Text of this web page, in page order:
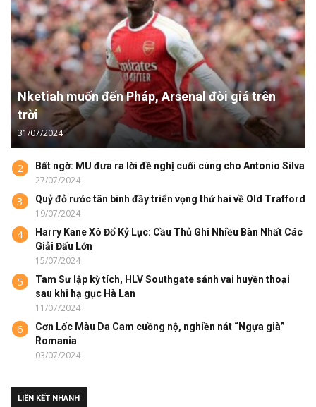
Nketiah muốn đến Pháp, Arsenal đòi giá trên
trời
31/07/2024
2 Bất ngờ: MU đưa ra lời đề nghị cuối cùng cho Antonio Silva
27/07/2024
3 Quỷ đỏ rước tân binh đầy triển vọng thứ hai về Old Trafford
19/07/2024
4
Harry Kane Xô Đổ Kỷ Lục: Cầu Thủ Ghi Nhiều Bàn Nhất Các
Giải Đấu Lớn
15/07/2024
5
Tam Sư lập kỳ tích, HLV Southgate sánh vai huyền thoại
sau khi hạ gục Hà Lan
11/07/2024
6
Cơn Lốc Màu Da Cam cuồng nộ, nghiền nát “Ngựa già”
Romania
03/07/2024
LIÊN KẾT NHANH